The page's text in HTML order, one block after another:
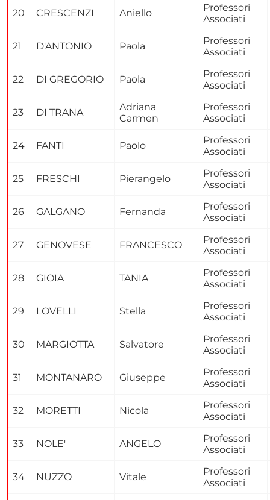
20 CRESCENZI Aniello
Professori
Associati
21 D'ANTONIO Paola
Professori
Associati
22 DI GREGORIO Paola
Professori
Associati
23 DI TRANA
Adriana
Carmen
Professori
Associati
24 FANTI Paolo
Professori
Associati
25 FRESCHI Pierangelo
Professori
Associati
26 GALGANO Fernanda
Professori
Associati
27 GENOVESE FRANCESCO
Professori
Associati
28 GIOIA TANIA
Professori
Associati
29 LOVELLI Stella
Professori
Associati
30 MARGIOTTA Salvatore
Professori
Associati
31 MONTANARO Giuseppe
Professori
Associati
32 MORETTI Nicola
Professori
Associati
33 NOLE' ANGELO
Professori
Associati
34 NUZZO Vitale
Professori
Associati